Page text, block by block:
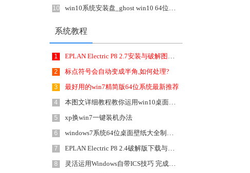
10 win10系统安装盘_ghost win10 64位旗舰版 增强正式版下载 v1807
系统教程
1 EPLAN Electric P8 2.7安装与破解图文详细教程
2 标点符号会自动变成半角,如何处理?
3 最好用的win7精简版64位系统最新推荐
4 本图文详细教程教你运用win10桌面小工具
5 xp换win7一键装机办法
6 windows7系统64位桌面壁纸大全制作详细说明
7 EPLAN Electric P8 2.4破解版下载与激活图文详细教程
8 灵活运用Windows自带ICS技巧 完成上网共享